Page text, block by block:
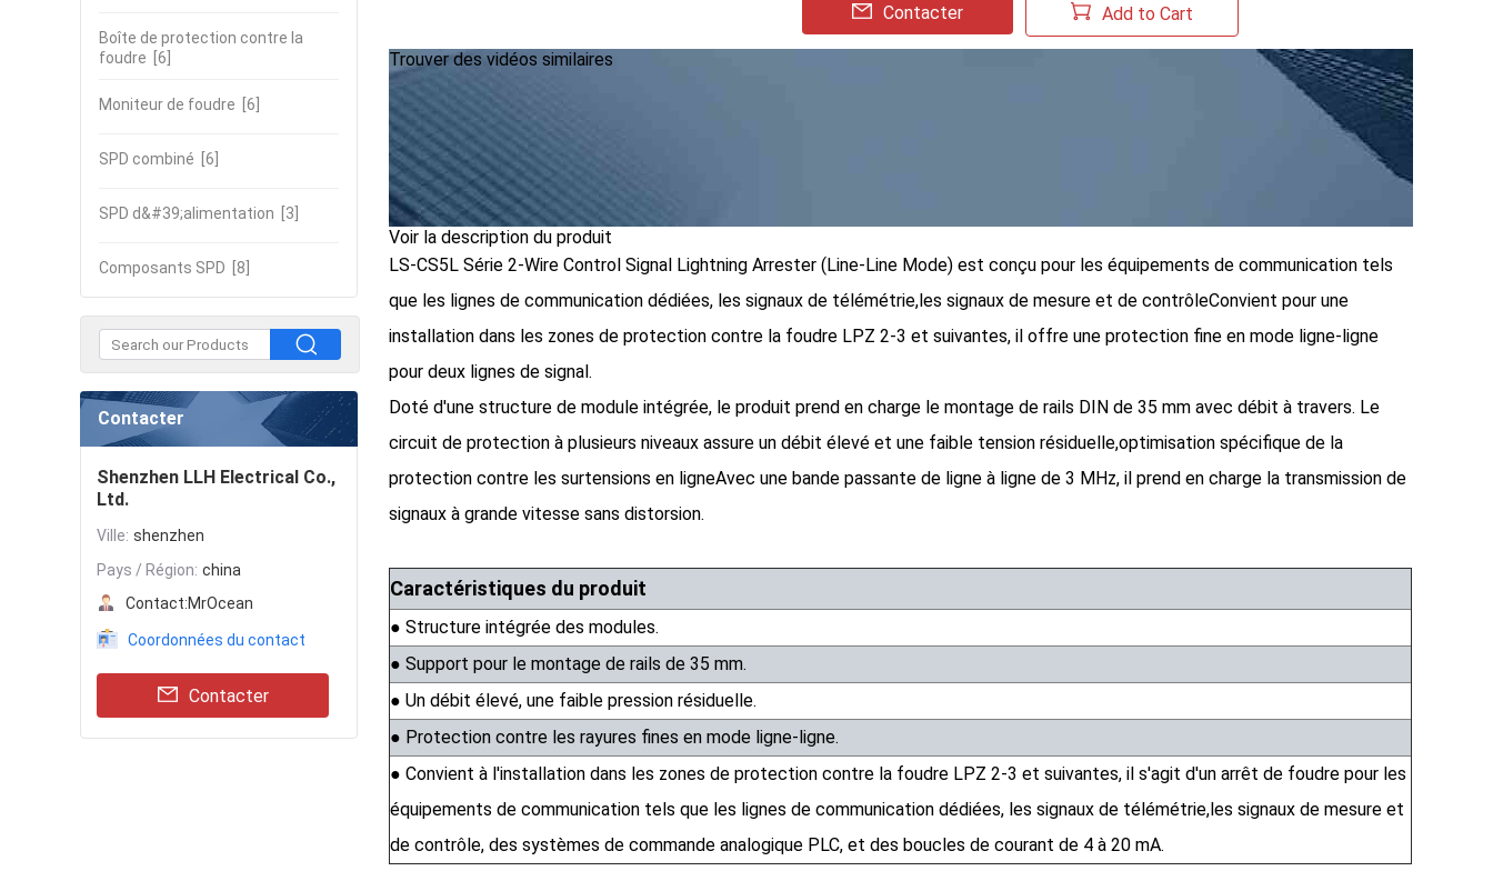
Boîte de protection contre la
foudre [6]
Moniteur de foudre [6]
SPD combiné [6]
SPD d&#39;alimentation [3]
Composants SPD [8]
Contacter
Shenzhen LLH Electrical Co.,
Ltd.
Ville: shenzhen
Pays / Région: china
Contact:MrOcean
Coordonnées du contact
Contacter
Contacter Add to Cart
Trouver des vidéos similaires
Voir la description du produit
LS-CS5L Série 2-Wire Control Signal Lightning Arrester (Line-Line Mode) est conçu pour les équipements de communication tels
que les lignes de communication dédiées, les signaux de télémétrie,les signaux de mesure et de contrôleConvient pour une
installation dans les zones de protection contre la foudre LPZ 2-3 et suivantes, il offre une protection fine en mode ligne-ligne
pour deux lignes de signal.
Doté d'une structure de module intégrée, le produit prend en charge le montage de rails DIN de 35 mm avec débit à travers. Le
circuit de protection à plusieurs niveaux assure un débit élevé et une faible tension résiduelle,optimisation spécifique de la
protection contre les surtensions en ligneAvec une bande passante de ligne à ligne de 3 MHz, il prend en charge la transmission de
signaux à grande vitesse sans distorsion.
Caractéristiques du produit
● Structure intégrée des modules.
● Support pour le montage de rails de 35 mm.
● Un débit élevé, une faible pression résiduelle.
● Protection contre les rayures fines en mode ligne-ligne.
● Convient à l'installation dans les zones de protection contre la foudre LPZ 2-3 et suivantes, il s'agit d'un arrêt de foudre pour les
équipements de communication tels que les lignes de communication dédiées, les signaux de télémétrie,les signaux de mesure et
de contrôle, des systèmes de commande analogique PLC, et des boucles de courant de 4 à 20 mA.